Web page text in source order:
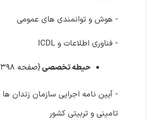
- هوش و توانمندی های عمومی
- فناوری اطلاعات و ICDL
حیطه تخصصی{صفحه 398 - 65 سوال}
- آیین نامه اجرایی سازمان زندان ها
تامینی و تربیتی کشور